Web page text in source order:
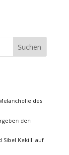
des
den
Sibel Kekilli auf